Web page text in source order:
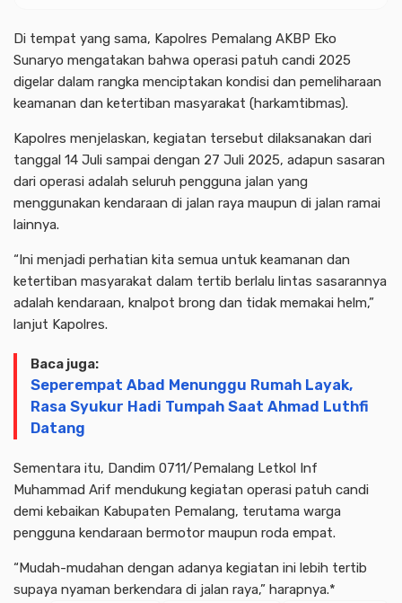
Di tempat yang sama, Kapolres Pemalang AKBP Eko
Sunaryo mengatakan bahwa operasi patuh candi 2025
digelar dalam rangka menciptakan kondisi dan pemeliharaan
keamanan dan ketertiban masyarakat (harkamtibmas).
Kapolres menjelaskan, kegiatan tersebut dilaksanakan dari
tanggal 14 Juli sampai dengan 27 Juli 2025, adapun sasaran
dari operasi adalah seluruh pengguna jalan yang
menggunakan kendaraan di jalan raya maupun di jalan ramai
lainnya.
“Ini menjadi perhatian kita semua untuk keamanan dan
ketertiban masyarakat dalam tertib berlalu lintas sasarannya
adalah kendaraan, knalpot brong dan tidak memakai helm,”
lanjut Kapolres.
Baca juga:
Seperempat Abad Menunggu Rumah Layak,
Rasa Syukur Hadi Tumpah Saat Ahmad Luthfi
Datang
Sementara itu, Dandim 0711/Pemalang Letkol Inf
Muhammad Arif mendukung kegiatan operasi patuh candi
demi kebaikan Kabupaten Pemalang, terutama warga
pengguna kendaraan bermotor maupun roda empat.
“Mudah-mudahan dengan adanya kegiatan ini lebih tertib
supaya nyaman berkendara di jalan raya,” harapnya.*